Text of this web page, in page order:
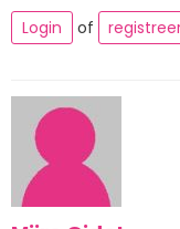
Login
of